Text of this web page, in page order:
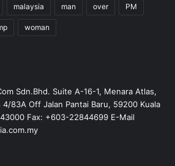
malaysia man over PM
woman
Sdn.Bhd. Suite A-16-1, Menara Atlas,
4/83A Off Jalan Pantai Baru, 59200 Kuala
Fax: +603-22844699 E-Mail